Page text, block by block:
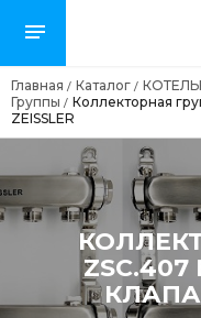
Главная / Каталог /
Группы / Коллекторная
ZEISSLER